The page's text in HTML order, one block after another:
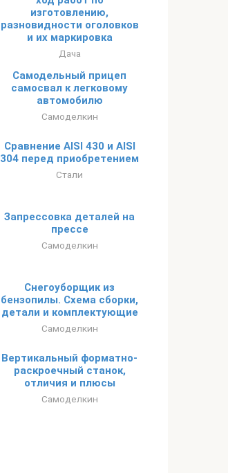
изготовлению,
разновидности оголовков
и их маркировка
Дача
Самодельный прицеп
самосвал к легковому
автомобилю
Самоделкин
Сравнение AISI 430 и AISI
304 перед приобретением
Стали
Запрессовка деталей на
прессе
Самоделкин
Снегоуборщик из
бензопилы. Схема сборки,
детали и комплектующие
Самоделкин
Вертикальный форматно-
раскроечный станок,
отличия и плюсы
Самоделкин